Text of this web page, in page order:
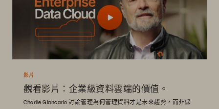
影片
觀看影片：企業級資料雲端的價值。
Charlie Giancarlo 討論管理為何管理資料才是未來趨勢，而非儲